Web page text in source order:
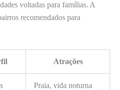
voltadas para famílias. A
recomendados para
Atrações
Praia, vida noturna